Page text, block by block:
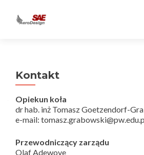
Kontakt
Opiekun koła
dr hab. inż Tomasz Goetzendorf-
e-mail:
Przewodniczący zarządu
Olaf Adewoye